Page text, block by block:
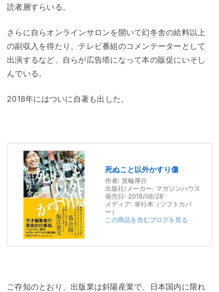
読者層すらいる。
さらに自らオンラインサロンを開いて幻冬舎の給料以上
の副収入を得たり、テレビ番組のコメンテーターとして
出演するなど、自らが広告塔になって本の販促にいそし
んでいる。
2018年にはついに自著も出した。
死ぬこと以外かすり傷
作者: 箕輪厚介
出版社/メーカー: マガジンハウス
発売日: 2018/08/28
メディア: 単行本（ソフトカバ
ー）
この商品を含むブログを見る
ご存知のとおり、出版業は斜陽産業で、日本国内に限れ